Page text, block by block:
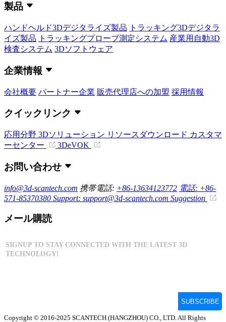
製品
ハンドヘルド3Dデジタライズ製品
トラッキング3Dデジタラ
イズ製品
トラッキングプローブ測定システム 産業用自動3D
検査システム 3Dソフトウェア
企業情報
会社概要 パートナー企業 販売代理店への加盟 採用情報
クイックリンク
応用分野 3Dソリューション リソースダウンロード カスタマ
ーセンター
3DeVOK
お問い合わせ
info@3d-scantech.com 携帯電話: +86-13634123772 電話: +86-
571-85370380 Support: support@3d-scantech.com Suggestion
メール購読
Copyright © 2016-2025 SCANTECH (HANGZHOU) CO., LTD. All Rights